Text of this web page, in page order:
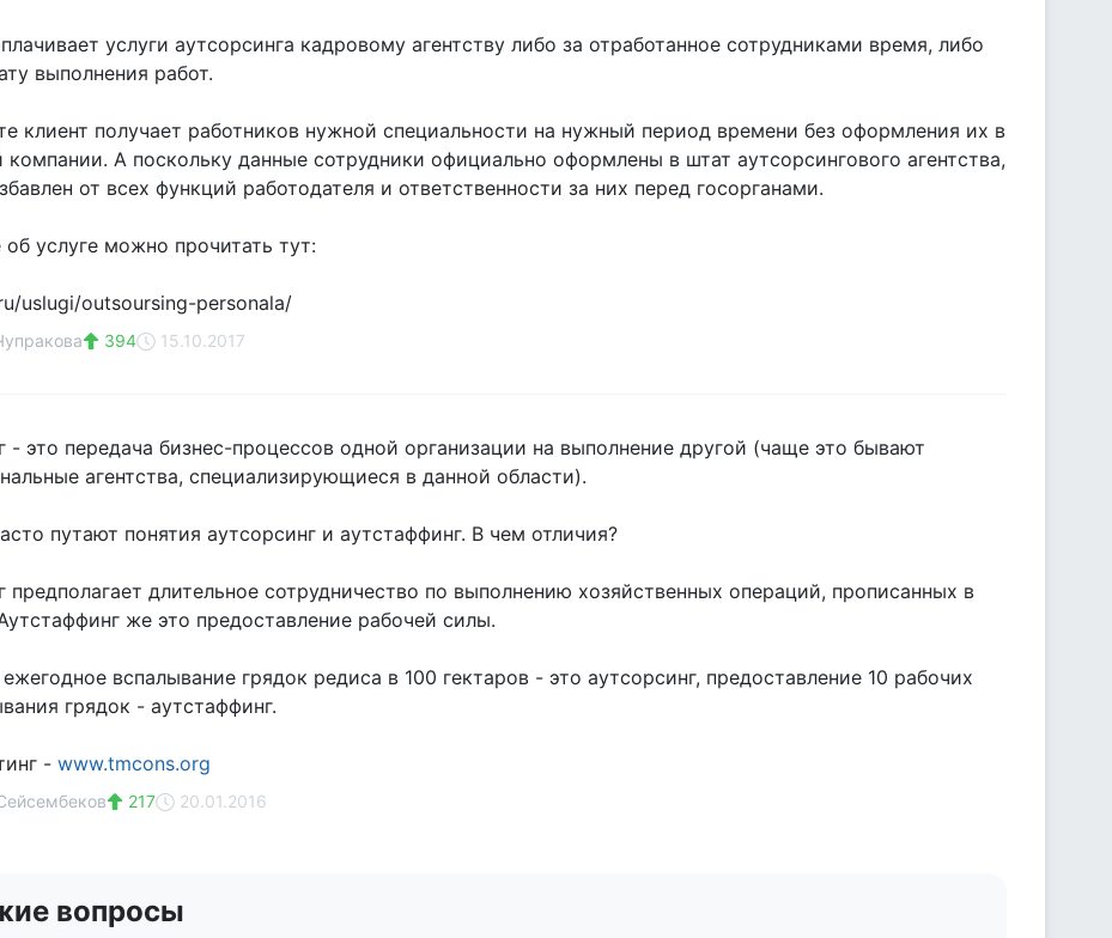
услуги аутсорсинга кадровому агентству либо за отработанное сотрудниками время, либо
выполнения работ.
клиент получает работников нужной специальности на нужный период времени без оформления их в
компании. А поскольку данные сотрудники официально оформлены в штат аутсорсингового агентства,
от всех функций работодателя и ответственности за них перед госорганами.
услуге можно прочитать тут:
uslugi/outsoursing-personala/
394 15.10.2017
- это передача бизнес-процессов одной организации на выполнение другой (чаще это бывают
агентства, специализирующиеся в данной области).
путают понятия аутсорсинг и аутстаффинг. В чем отличия?
предполагает длительное сотрудничество по выполнению хозяйственных операций, прописанных в
же это предоставление рабочей силы.
вспалывание грядок редиса в 100 гектаров - это аутсорсинг, предоставление 10 рабочих
грядок - аутстаффинг.
- www.tmcons.org
217 20.01.2016
вопросы